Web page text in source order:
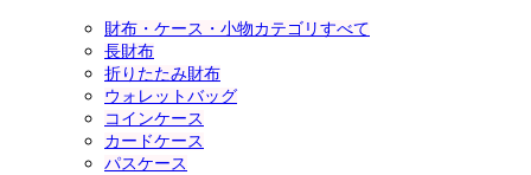
財布・ケース・小物カテゴリすべて
長財布
折りたたみ財布
ウォレットバッグ
コインケース
カードケース
パスケース